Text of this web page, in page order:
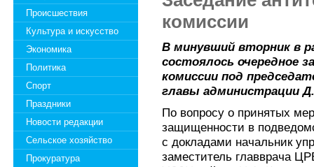
Происшествия
Культура и искусство
Экономика
Политика
Спорт
Праздники
Новости редакции
Сельское хозяйство
Прокуратура
комиссии
В минувший вторник в
состоялось очередное
комиссии под
главы администрации
По вопросу о принятых
защищенности в
с докладами начальник
заместитель главврача